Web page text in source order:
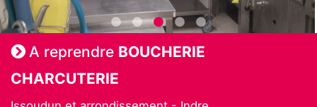
A reprendre BOUCHERIE
CHARCUTERIE